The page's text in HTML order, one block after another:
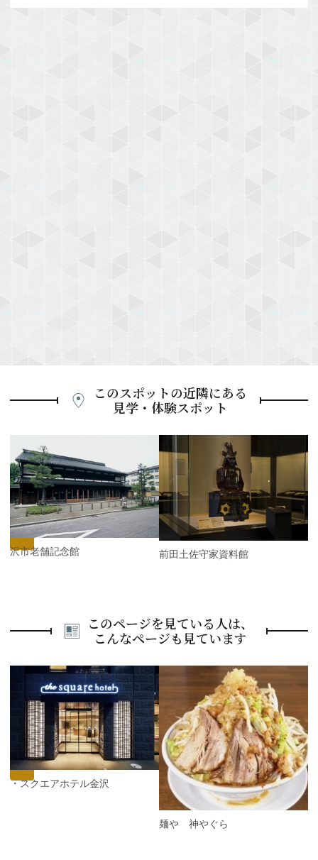
このスポットの近隣にある
見学・体験スポット
P
r
e
v
i
o
u
s
金沢市老舗記念館 前田土佐守家資料館
e
x
t
このページを見ている人は、
こんなページも見ています
v
s
ザ・スクエアホテル金沢
麺や 神やぐら
e
x
t